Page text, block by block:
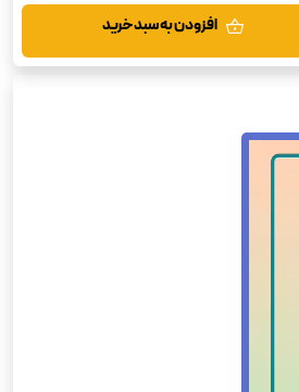
افزودن به سبد خرید